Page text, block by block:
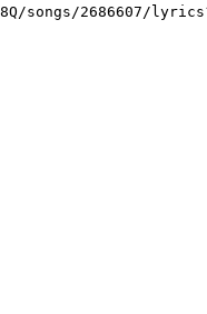
songs/2686607/